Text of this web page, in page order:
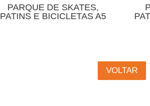
PARQUE DE SKATES,
PATINS E BICICLETAS A5
VOLTAR